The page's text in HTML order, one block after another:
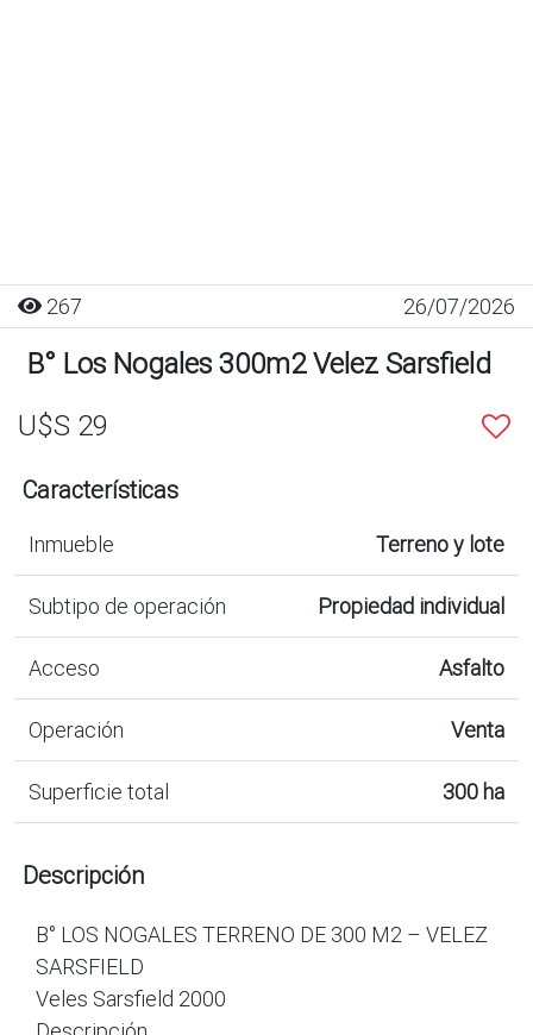
267 26/07/2026
B° Los Nogales 300m2 Velez Sarsfield
U$S 29
Características
Inmueble Terreno y lote
Subtipo de operación Propiedad individual
Acceso Asfalto
Operación Venta
Superficie total 300 ha
Descripción
B° LOS NOGALES TERRENO DE 300 M2 – VELEZ
SARSFIELD
Veles Sarsfield 2000